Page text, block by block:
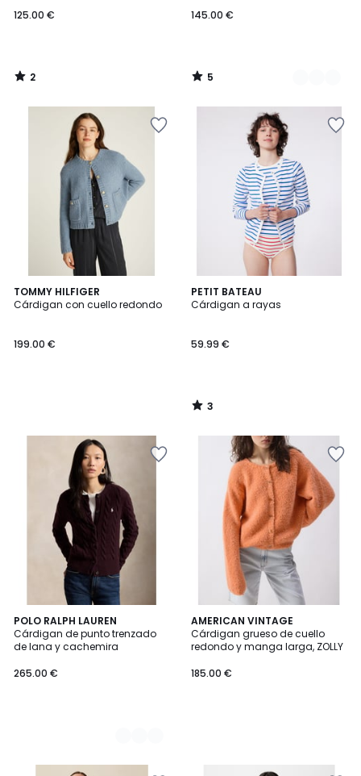
125.00 €
2
/
145.00 €
5
/
TOMMY HILFIGER
Cárdigan con cuello redondo
199.00 €
PETIT BATEAU
Cárdigan a rayas
59.99 €
3
/
3
/
POLO RALPH LAUREN
Cárdigan de punto trenzado
de lana y cachemira
265.00 €
2
Colores
AMERICAN VINTAGE
Cárdigan grueso de cuello
redondo y manga larga, ZOLLY
185.00 €